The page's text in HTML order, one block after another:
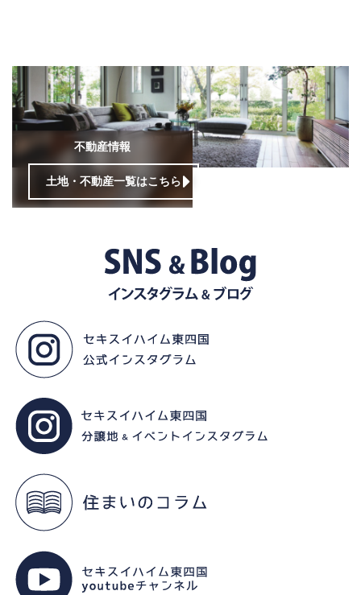
不動産情報
土地・不動産一覧はこちら